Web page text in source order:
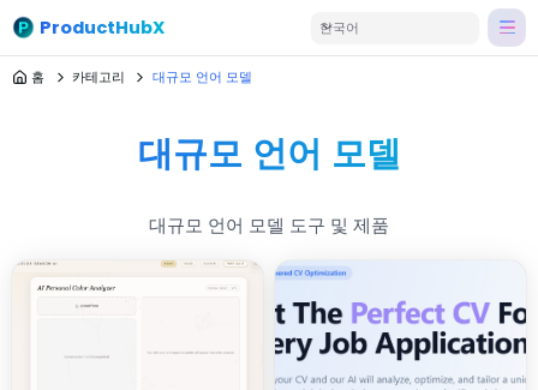
ProductHubX 한국어
홈 카테고리 대규모 언어 모델
대규모 언어 모델
대규모 언어 모델 도구 및 제품